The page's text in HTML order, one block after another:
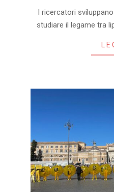
01-
20
I ricercatori
studiare il legame tra